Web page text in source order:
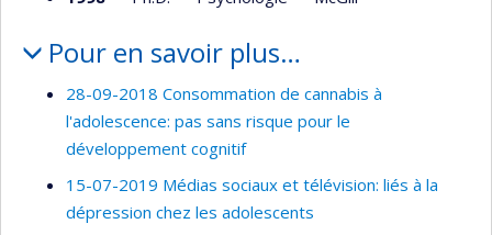
Pour en savoir plus…
28-09-2018 Consommation de cannabis à
l'adolescence: pas sans risque pour le
développement cognitif
15-07-2019 Médias sociaux et télévision: liés à la
dépression chez les adolescents